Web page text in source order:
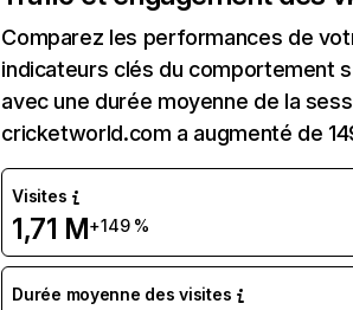
Comparez les performances de
indicateurs clés du comportement
avec une durée moyenne de la
cricketworld.com a augmenté de
Visites
1,71 M+149 %
Durée moyenne des visites